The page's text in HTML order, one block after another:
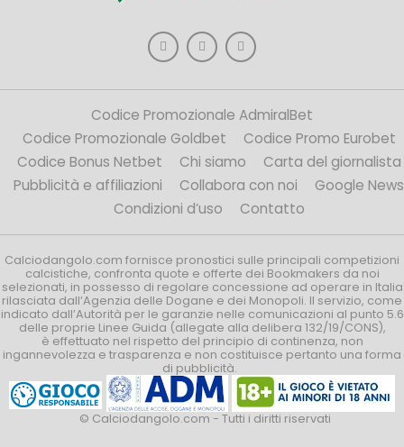
Codice Promozionale AdmiralBet
Codice Promozionale Goldbet
Codice Promo Eurobet
Codice Bonus Netbet
Chi siamo
Carta del giornalista
Pubblicità e affiliazioni
Collabora con noi
Google News
Condizioni d’uso
Contatto
Calciodangolo.com fornisce pronostici sulle principali competizioni
calcistiche, confronta quote e offerte dei Bookmakers da noi
selezionati, in possesso di regolare concessione ad operare in Italia
rilasciata dall’Agenzia delle Dogane e dei Monopoli. Il servizio, come
indicato dall’Autorità per le garanzie nelle comunicazioni al punto 5.6
delle proprie Linee Guida (allegate alla delibera 132/19/CONS),
è effettuato nel rispetto del principio di continenza, non
ingannevolezza e trasparenza e non costituisce pertanto una forma
di pubblicità.
© Calciodangolo.com - Tutti i diritti riservati